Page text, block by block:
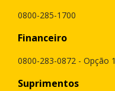
0800-285-1700
Financeiro
0800-283-0872 - Opção 1
Suprimentos